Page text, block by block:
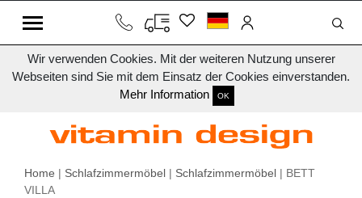
Wir verwenden Cookies. Mit der weiteren Nutzung unserer
Webseiten sind Sie mit dem Einsatz der Cookies einverstanden.
Mehr Information
OK
Home | Schlafzimmermöbel | Schlafzimmermöbel | BETT
VILLA